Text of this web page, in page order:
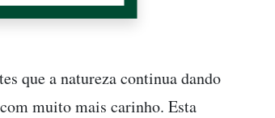
que a natureza continua dando
muito mais carinho. Esta